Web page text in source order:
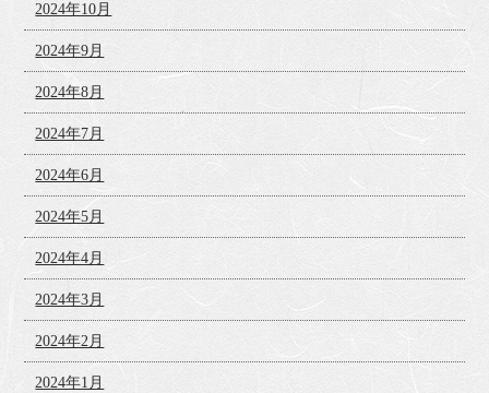
2024年10月
2024年9月
2024年8月
2024年7月
2024年6月
2024年5月
2024年4月
2024年3月
2024年2月
2024年1月